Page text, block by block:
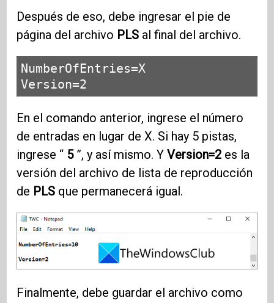
Después de eso, debe ingresar el pie de
página del archivo PLS al final del archivo.
NumberOfEntries=X
Version=2
En el comando anterior, ingrese el número
de entradas en lugar de X. Si hay 5 pistas,
ingrese “ 5”, y así mismo. YVersion=2 es la
versión del archivo de lista de reproducción
de PLS que permanecerá igual.
Finalmente, debe guardar el archivo como